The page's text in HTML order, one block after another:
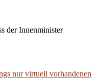
der Innenminister
nur virtuell vorhandenen